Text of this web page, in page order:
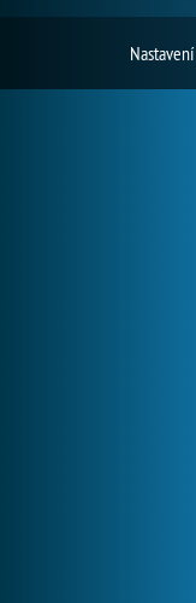
Nastavení